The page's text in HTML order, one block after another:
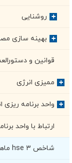
+ روشنایی
+ بهینه سازی
قوانین و
+ ممیزی انرژی
+ واحد برنامه ریزی
ارتباط با واحد
شاخص hse ۳ ماهه